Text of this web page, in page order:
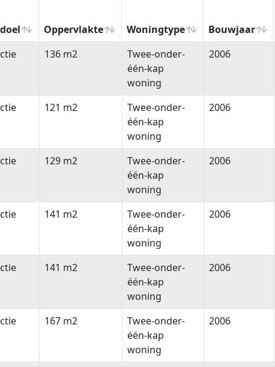
Oppervlakte Woningtype Bouwjaar
Oppervlakte Woningtype Bouwjaar
136 m2
Twee-onder-
één-kap
woning
2006
121 m2
Twee-onder-
één-kap
woning
2006
129 m2
Twee-onder-
één-kap
woning
2006
141 m2
Twee-onder-
één-kap
woning
2006
141 m2
Twee-onder-
één-kap
woning
2006
167 m2
Twee-onder-
één-kap
woning
2006